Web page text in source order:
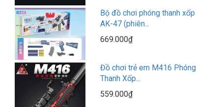
Bộ đồ chơi phóng thanh xốp
AK-47 (phiên...
669.000₫
Đồ chơi trẻ em M416 Phóng
Thanh Xốp...
559.000₫